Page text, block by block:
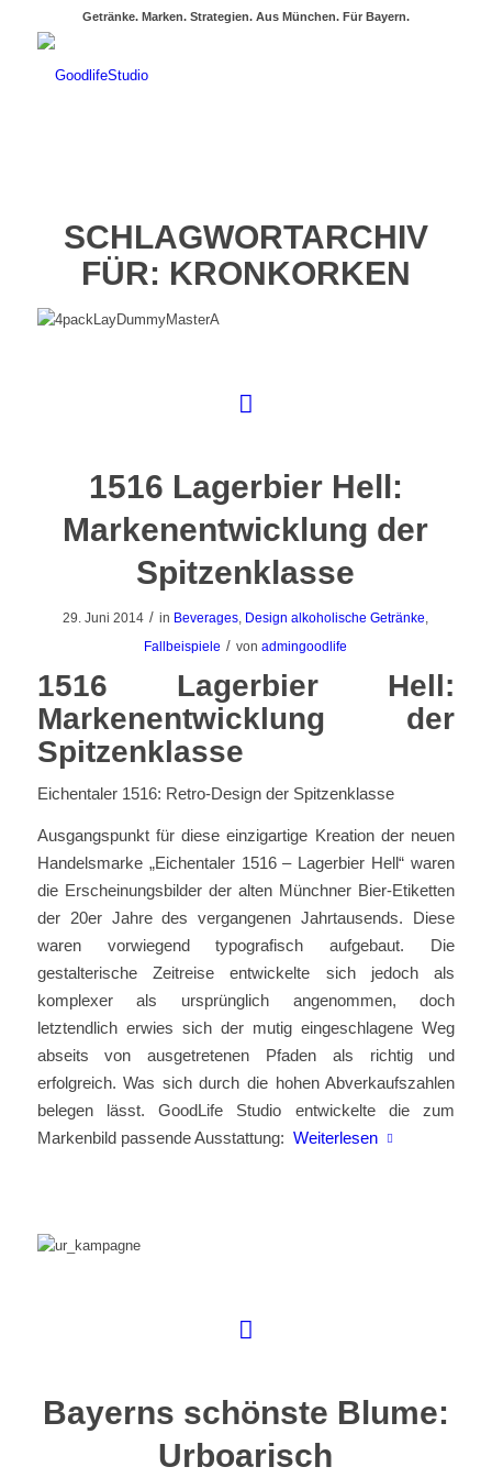
Getränke. Marken. Strategien. Aus München. Für Bayern.
SCHLAGWORTARCHIV
FÜR: KRONKORKEN
1516 Lagerbier Hell:
Markenentwicklung der
Spitzenklasse
29. Juni 2014 / in Beverages, Design alkoholische Getränke,
Fallbeispiele / vonadmingoodlife
1516 Lagerbier Hell:
Markenentwicklung der
Spitzenklasse
Eichentaler 1516: Retro-Design der Spitzenklasse
Ausgangspunkt für diese einzigartige Kreation der neuen
Handelsmarke „Eichentaler 1516 – Lagerbier Hell“ waren
die Erscheinungsbilder der alten Münchner Bier-Etiketten
der 20er Jahre des vergangenen Jahrtausends. Diese
waren vorwiegend typografisch aufgebaut. Die
gestalterische Zeitreise entwickelte sich jedoch als
komplexer als ursprünglich angenommen, doch
letztendlich erwies sich der mutig eingeschlagene Weg
abseits von ausgetretenen Pfaden als richtig und
erfolgreich. Was sich durch die hohen Abverkaufszahlen
belegen lässt. GoodLife Studio entwickelte die zum
Markenbild passende Ausstattung: Weiterlesen
Bayerns schönste Blume:
Urboarisch